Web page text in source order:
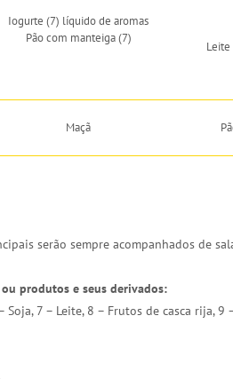
Iogurte (7) líquido de aromas
Pão com manteiga (7)
Leite
Maçã
serão sempre acompanhados de
produtos e seus derivados:
Soja, 7 – Leite, 8 – Frutos de casca